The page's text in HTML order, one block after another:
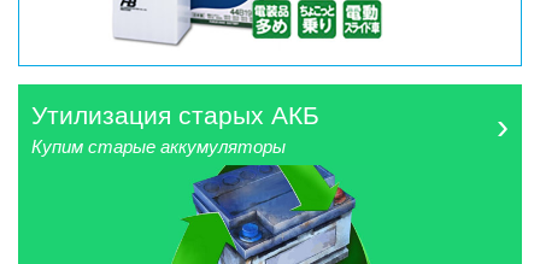
Утилизация старых АКБ
Купим старые аккумуляторы
›